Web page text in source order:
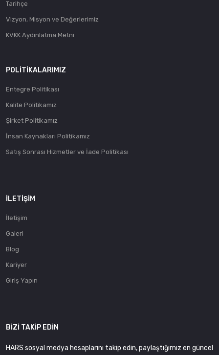
Tarihçe
Vizyon, Misyon ve Değerlerimiz
KVKK Aydınlatma Metni
POLITIKALARIMIZ
Entegre Politikası
Kalite Politikamız
Şirket Politikamız
İnsan Kaynakları Politikamız
Satış Sonrası Hizmetler ve İade Politikası
İLETIŞIM
İletişim
Galeri
Blog
Kariyer
Giriş Yapın
BIZI TAKIP EDIN
HARS sosyal medya hesaplarını takip edin, paylaştığımız en güncel